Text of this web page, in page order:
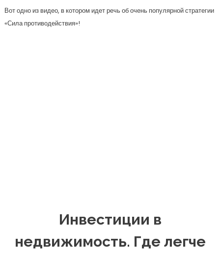
Вот одно из видео, в котором идет речь об очень популярной стратегии
«Сила противодействия»!
Инвестиции в
недвижимость. Где легче